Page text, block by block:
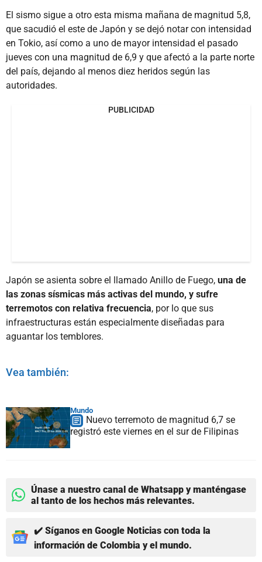
El sismo sigue a otro esta misma mañana de magnitud 5,8,
que sacudió el este de Japón y se dejó notar con intensidad
en Tokio, así como a uno de mayor intensidad el pasado
jueves con una magnitud de 6,9 y que afectó a la parte norte
del país, dejando al menos diez heridos según las
autoridades.
PUBLICIDAD
Japón se asienta sobre el llamado Anillo de Fuego, una de
las zonas sísmicas más activas del mundo, y sufre
terremotos con relativa frecuencia, por lo que sus
infraestructuras están especialmente diseñadas para
aguantar los temblores.
Vea también:
Mundo
Nuevo terremoto de magnitud 6,7 se
registró este viernes en el sur de Filipinas
Únase a nuestro canal de Whatsapp y manténgase
al tanto de los hechos más relevantes.
✔️ Síganos en Google Noticias con toda la
información de Colombia y el mundo.